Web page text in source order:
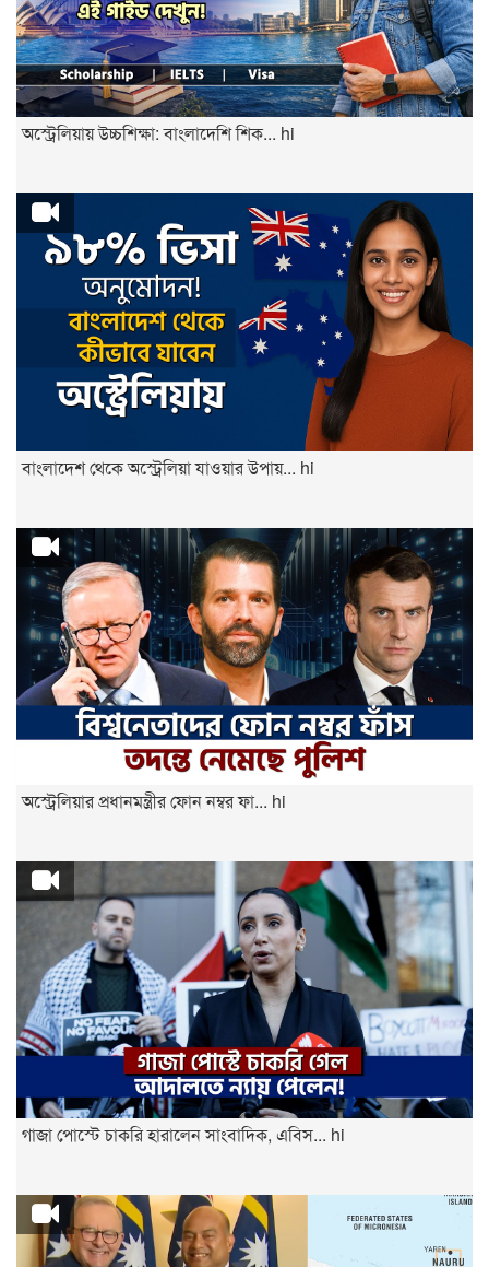
অস্ট্রেলিয়ায় উচ্চশিক্ষা: বাংলাদেশি শিক... hi
বাংলাদেশ থেকে অস্ট্রেলিয়া যাওয়ার উপায়... hi
অস্ট্রেলিয়ার প্রধানমন্ত্রীর ফোন নম্বর ফা... hi
গাজা পোস্টে চাকরি হারালেন সাংবাদিক, এবিস... hi